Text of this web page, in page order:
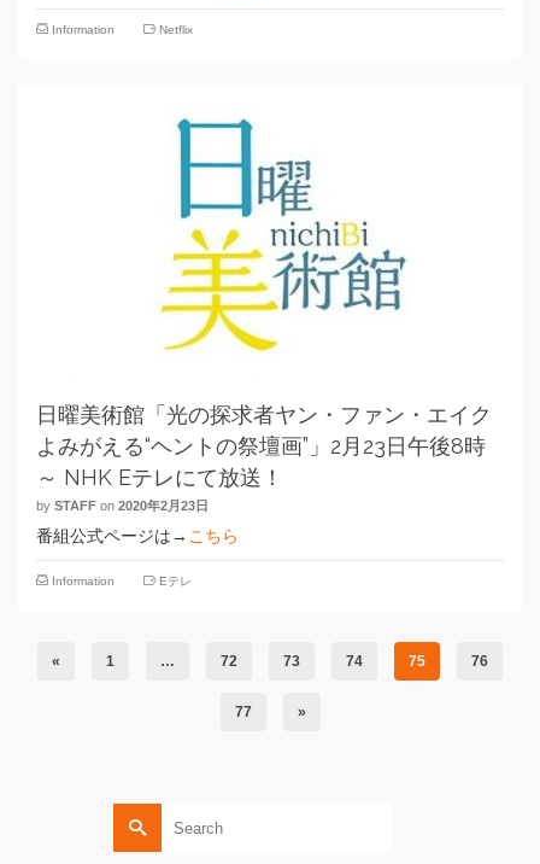
Information Netflix
日曜美術館「光の探求者ヤン・ファン・エイク
よみがえる“ヘントの祭壇画”」2月23日午後8時
～ NHK Eテレにて放送！
by STAFF on 2020年2月23日
番組公式ページは→ こちら
Information Eテレ
« 1 … 72 73 74 75 76
77 »
Search
for: